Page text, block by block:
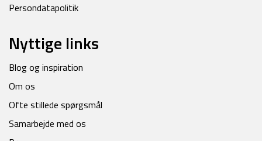
Persondatapolitik
Nyttige links
Blog og inspiration
Om os
Ofte stillede spørgsmål
Samarbejde med os